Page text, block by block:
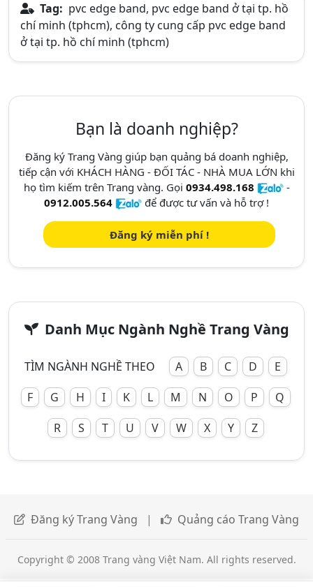
Tag: pvc edge band, pvc edge band ở tại tp. hồ
chí minh (tphcm), công ty cung cấp pvc edge band
ở tại tp. hồ chí minh (tphcm)
Bạn là doanh nghiệp?
Đăng ký Trang Vàng giúp bạn quảng bá doanh nghiệp,
tiếp cận với KHÁCH HÀNG - ĐỐI TÁC - NHÀ MUA LỚN khi
họ tìm kiếm trên Trang vàng. Gọi 0934.498.168
-
0912.005.564
để được tư vấn và hỗ trợ !
Đăng ký miễn phí !
Danh Mục Ngành Nghề Trang Vàng
TÌM NGÀNH NGHỀ THEO A B C D
E
F
G H I K L M N O P
Q
R
S T U V W X Y Z
Đăng ký Trang Vàng | Quảng cáo Trang Vàng
Copyright © 2008 Trang vàng Việt Nam. All rights reserved.